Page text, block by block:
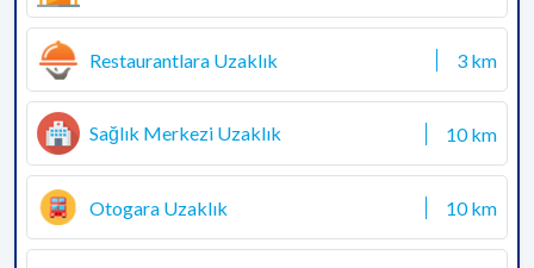
Restaurantlara Uzaklık 3 km
Sağlık Merkezi Uzaklık 10 km
Otogara Uzaklık 10 km